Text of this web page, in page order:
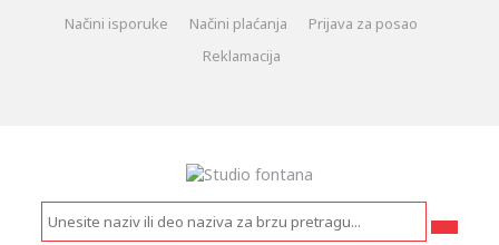
Načini isporuke Načini plaćanja
Prijava za posao
Reklamacija